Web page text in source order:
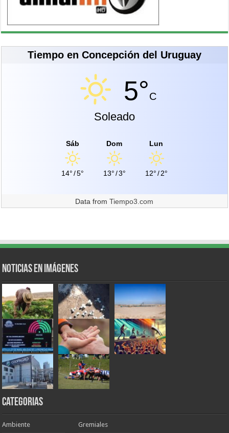
Tiempo en Concepción del Uruguay
5°C
Soleado
Sáb
14°/5°
Dom
13°/3°
Lun
12°/2°
Data fromTiempo3.com
Noticias en Imágenes
Categorias
Ambiente Gremiales